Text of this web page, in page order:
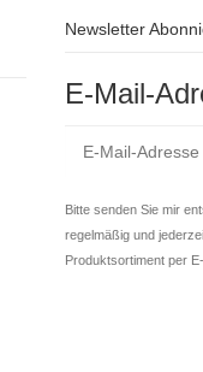
Newsletter
E-Mail-
Bitte senden Sie mir
regelmäßig und
Produktsortiment per